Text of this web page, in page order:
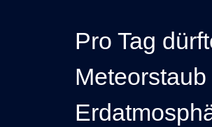
Pro Tag